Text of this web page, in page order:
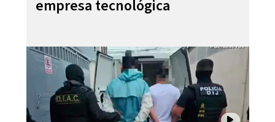
empresa tecnológica